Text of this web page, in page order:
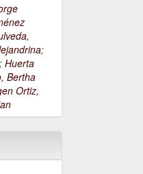
;
;Huerta
Bertha
Ortiz,